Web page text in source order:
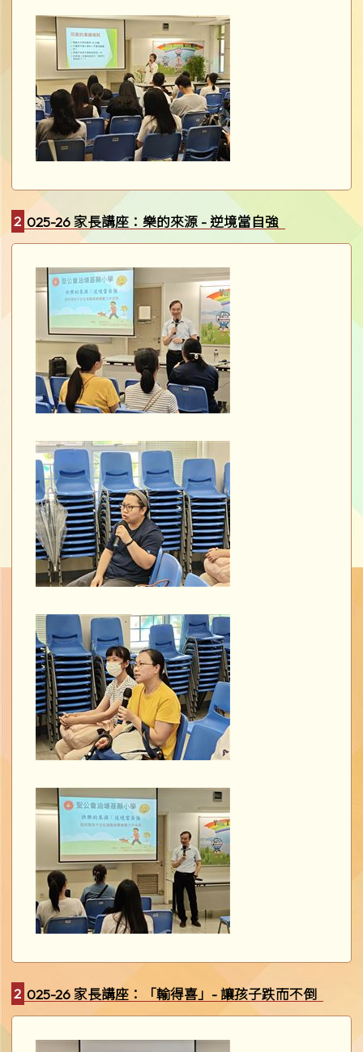
2025-26 家長講座：樂的來源 - 逆境當自強
2025-26 家長講座：「輸得喜」- 讓孩子跌而不倒